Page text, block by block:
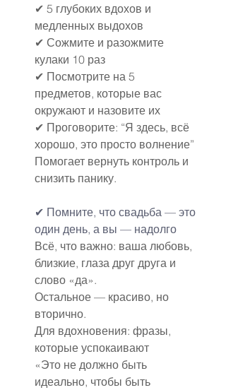
✔ 5 глубоких вдохов и
медленных выдохов
✔ Сожмите и разожмите
кулаки 10 раз
✔ Посмотрите на 5
предметов, которые вас
окружают и назовите их
✔ Проговорите: “Я здесь, всё
хорошо, это просто волнение”
Помогает вернуть контроль и
снизить панику.
✔ Помните, что свадьба — это
один день, а вы — надолго
Всё, что важно: ваша любовь,
близкие, глаза друг друга и
слово «да».
Остальное — красиво, но
вторично.
Для вдохновения: фразы,
которые успокаивают
«Это не должно быть
идеально, чтобы быть